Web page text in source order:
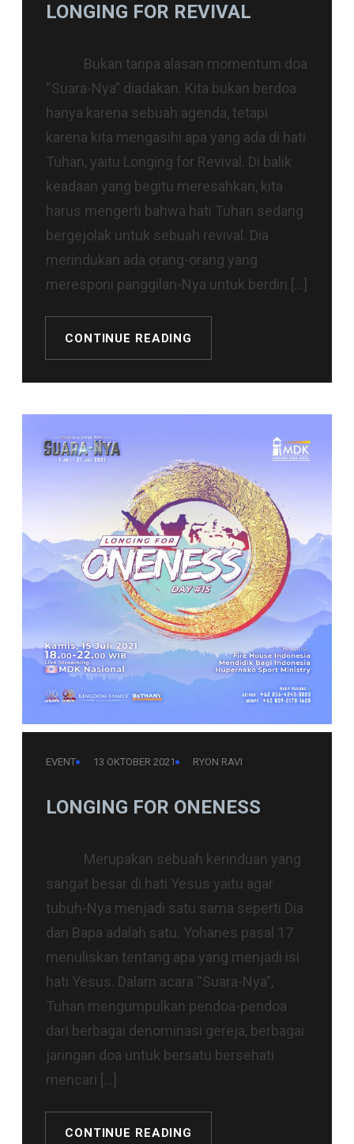
LONGING FOR REVIVAL
Bukan tanpa alasan momentum doa
“Suara-Nya” diadakan. Kita bukan berdoa
hanya karena sebuah agenda, tetapi
karena kita mengasihi apa yang ada di hati
Tuhan, yaitu Longing for Revival. Di balik
keadaan yang begitu meresahkan, kita
harus mengerti bahwa hati Tuhan sedang
bergejolak untuk sebuah revival. Dia
merindukan ada orang-orang yang
meresponi panggilan-Nya untuk berdiri […]
CONTINUE READING
EVENT 13 OKTOBER 2021 RYON RAVI
LONGING FOR ONENESS
Merupakan sebuah kerinduan yang
sangat besar di hati Yesus yaitu agar
tubuh-Nya menjadi satu sama seperti Dia
dan Bapa adalah satu. Yohanes pasal 17
menuliskan tentang apa yang menjadi isi
hati Yesus. Dalam acara “Suara-Nya”,
Tuhan mengumpulkan pendoa-pendoa
dari berbagai denominasi gereja, berbagai
jaringan doa untuk bersatu bersehati
mencari […]
CONTINUE READING